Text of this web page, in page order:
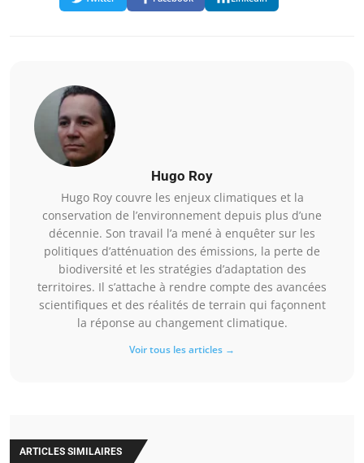
Hugo Roy
Hugo Roy couvre les enjeux climatiques et la
conservation de l’environnement depuis plus d’une
décennie. Son travail l’a mené à enquêter sur les
politiques d’atténuation des émissions, la perte de
biodiversité et les stratégies d’adaptation des
territoires. Il s’attache à rendre compte des avancées
scientifiques et des réalités de terrain qui façonnent
la réponse au changement climatique.
Voir tous les articles →
ARTICLES SIMILAIRES